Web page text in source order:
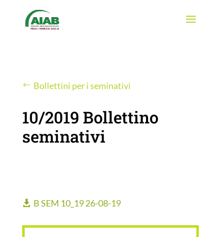
Bollettini per i seminativi
10/2019 Bollettino
seminativi
B SEM 10_19 26-08-19